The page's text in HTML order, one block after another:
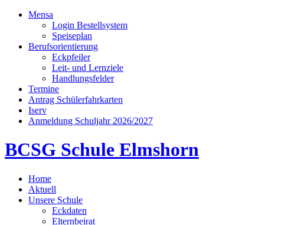
Mensa
Login Bestellsystem
Speiseplan
Berufsorientierung
Eckpfeiler
Leit- und Lernziele
Handlungsfelder
Termine
Antrag Schülerfahrkarten
Iserv
Anmeldung Schuljahr 2026/2027
BCSG Schule Elmshorn
Home
Aktuell
Unsere Schule
Eckdaten
Elternbeirat